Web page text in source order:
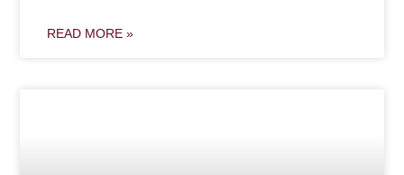
READ MORE »